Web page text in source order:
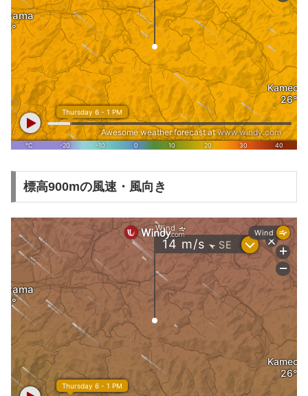
標高900mの風速・風向き